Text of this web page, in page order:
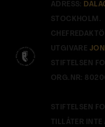
ADRESS:
STOCKHOLM.
UTGIVARE
STIFTELSEN
ORG.NR:
STIFTELSEN
TILLÅTER